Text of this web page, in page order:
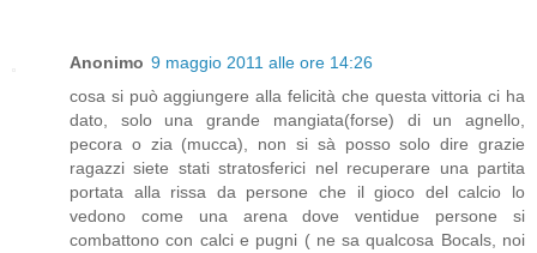
Anonimo 9 maggio 2011 alle ore 14:26
cosa si può aggiungere alla felicità che questa vittoria ci ha
dato, solo una grande mangiata(forse) di un agnello,
pecora o zia (mucca), non si sà posso solo dire grazie
ragazzi siete stati stratosferici nel recuperare una partita
portata alla rissa da persone che il gioco del calcio lo
vedono come una arena dove ventidue persone si
combattono con calci e pugni ( ne sa qualcosa Bocals, noi